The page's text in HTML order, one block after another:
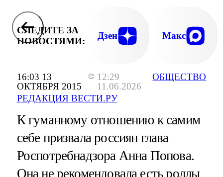
16:03 13
ОКТЯБРЯ 2015
12:29
11.06.2026
РЕДАКЦИЯ ВЕСТИ.РУ
ОБЩЕСТВО
СЛЕДИТЕ ЗА
НОВОСТЯМИ:
Дзен Макс
К гуманному отношению к самим
себе призвала россиян глава
Роспотребнадзора Анна Попова.
Она не рекомендовала есть роллы